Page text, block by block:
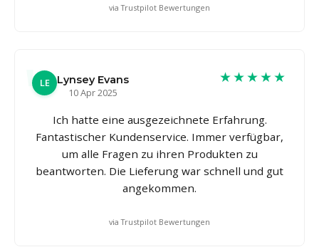
via Trustpilot Bewertungen
LE
Lynsey Evans
10 Apr 2025
★★★★★
Ich hatte eine ausgezeichnete Erfahrung.
Fantastischer Kundenservice. Immer verfügbar,
um alle Fragen zu ihren Produkten zu
beantworten. Die Lieferung war schnell und gut
angekommen.
via Trustpilot Bewertungen